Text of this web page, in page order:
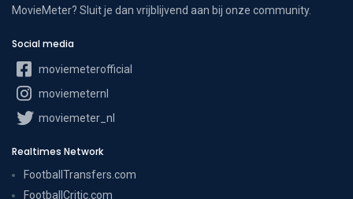
MovieMeter? Sluit je dan vrijblijvend aan bij onze community.
Social media
moviemeterofficial
moviemeternl
moviemeter_nl
Realtimes Network
FootballTransfers.com
FootballCritic.com